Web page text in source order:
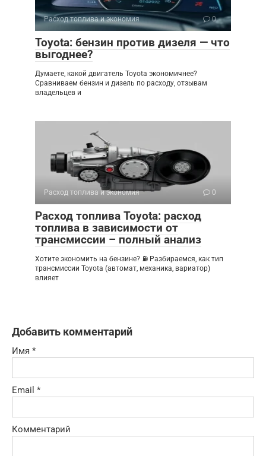
Расход топлива и экономия 0
Toyota: бензин против дизеля — что
выгоднее?
Думаете, какой двигатель Toyota экономичнее?
Сравниваем бензин и дизель по расходу, отзывам
владельцев и
Расход топлива и экономия 0
Расход топлива Toyota: расход
топлива в зависимости от
трансмиссии – полный анализ
Хотите экономить на бензине? ⛽ Разбираемся, как тип
трансмиссии Toyota (автомат, механика, вариатор)
влияет
Добавить комментарий
Имя *
Email *
Комментарий